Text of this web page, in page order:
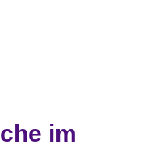
im